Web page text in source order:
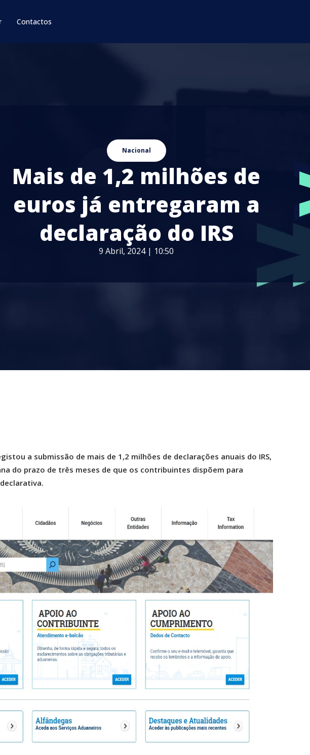
Contactos
Nacional
Mais de 1,2 milhões de
euros já entregaram a
declaração do IRS
9 Abril, 2024 | 10:50
a submissão de mais de 1,2 milhões de declarações anuais do IRS,
do prazo de três meses de que os contribuintes dispõem para